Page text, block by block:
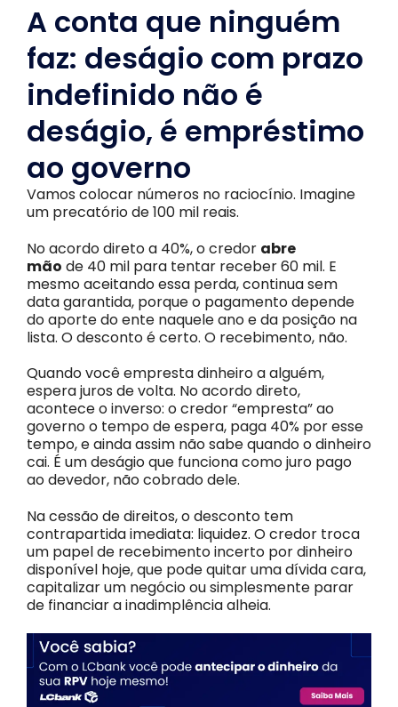
A conta que ninguém
faz: deságio com prazo
indefinido não é
deságio, é empréstimo
ao governo
Vamos colocar números no raciocínio. Imagine
um precatório de 100 mil reais.
No acordo direto a 40%, o credor abre
mão de 40 mil para tentar receber 60 mil. E
mesmo aceitando essa perda, continua sem
data garantida, porque o pagamento depende
do aporte do ente naquele ano e da posição na
lista. O desconto é certo. O recebimento, não.
Quando você empresta dinheiro a alguém,
espera juros de volta. No acordo direto,
acontece o inverso: o credor “empresta” ao
governo o tempo de espera, paga 40% por esse
tempo, e ainda assim não sabe quando o dinheiro
cai. É um deságio que funciona como juro pago
ao devedor, não cobrado dele.
Na cessão de direitos, o desconto tem
contrapartida imediata: liquidez. O credor troca
um papel de recebimento incerto por dinheiro
disponível hoje, que pode quitar uma dívida cara,
capitalizar um negócio ou simplesmente parar
de financiar a inadimplência alheia.